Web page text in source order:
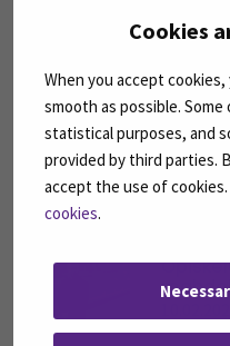
Cookies
When you accept
smooth as possible.
statistical purposes, and
provided by third parties.
accept the use of cookies.
cookies.
SOSIAALI-